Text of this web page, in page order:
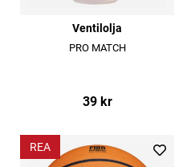
Ventilolja
PRO MATCH
39 kr
REA